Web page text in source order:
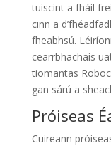
tuiscint a fháil
cinn a
fheabhsú.
cearrbhachais
tiomantas
gan sárú a
Próiseas
Cuireann